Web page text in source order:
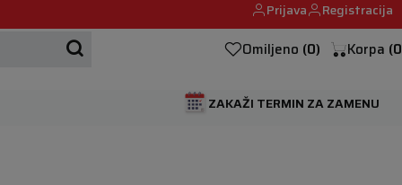
Mehanika automobila u Beogumu.
Prijava
Registracija
Omiljeno (0) Korpa (0
ZAKAŽI TERMIN ZA ZAMENU